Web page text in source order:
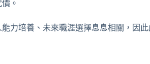
。
力培養、未來職涯選擇息息相關，因